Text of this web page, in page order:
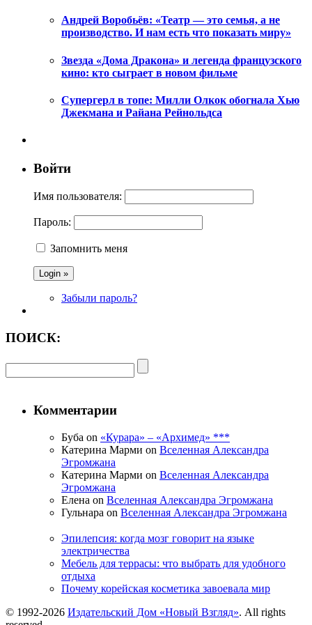
Андрей Воробьёв: «Театр — это семья, а не
производство. И нам есть что показать миру»
Звезда «Дома Дракона» и легенда французского
кино: кто сыграет в новом фильме
Супергерл в топе: Милли Олкок обогнала Хью
Джекмана и Райана Рейнольдса
Войти
Имя пользователя:
Пароль:
Запомнить меня
Забыли пароль?
ПОИСК:
Комментарии
Буба on «Курара» – «Архимед» ***
Катерина Марми on Вселенная Александра
Эгромжана
Катерина Марми on Вселенная Александра
Эгромжана
Елена on Вселенная Александра Эгромжана
Гульнара on Вселенная Александра Эгромжана
Эпилепсия: когда мозг говорит на языке
электричества
Мебель для террасы: что выбрать для удобного
отдыха
Почему корейская косметика завоевала мир
© 1992-2026 Издательский Дом «Новый Взгляд». All rights